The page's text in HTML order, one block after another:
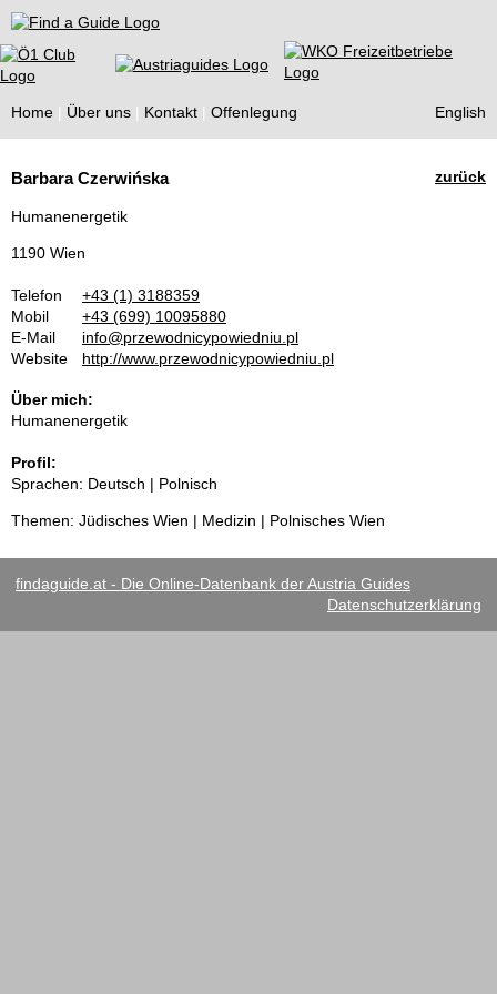
Find a Guide
Home Über uns Kontakt Offenlegung English
Guides
zurück
Barbara Czerwińska
Humanenergetik
1190 Wien
Telefon
+43 (1) 3188359
Mobil
+43 (699) 10095880
E-Mail
info@przewodnicypowiedniu.pl
Website
http://www.przewodnicypowiedniu.pl
Über mich:
Humanenergetik
Profil:
Sprachen: Deutsch | Polnisch
Themen: Jüdisches Wien | Medizin | Polnisches Wien
findaguide.at - Die Online-Datenbank der Austria Guides
Datenschutzerklärung